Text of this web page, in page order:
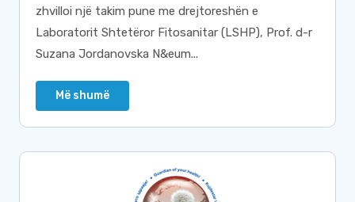
zhvilloi një takim pune me drejtoreshën e
Laboratorit Shtetëror Fitosanitar (LSHP), Prof. d-r
Suzana Jordanovska N&eum...
Më shumë